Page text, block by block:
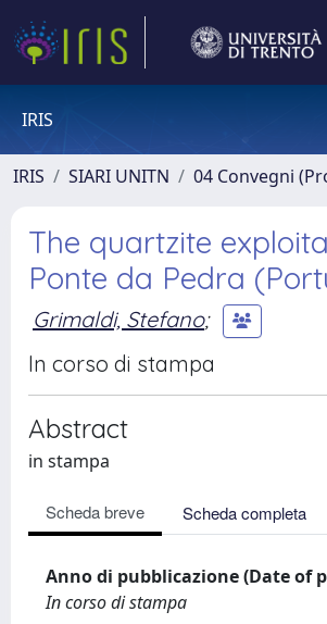
IRIS
IRIS SIARI UNITN 04 Convegni
The quartzite
Ponte da Pedra
Grimaldi, Stefano;
In corso di stampa
Abstract
in stampa
Scheda breve Scheda completa
Anno di pubblicazione (Date of
In corso di stampa